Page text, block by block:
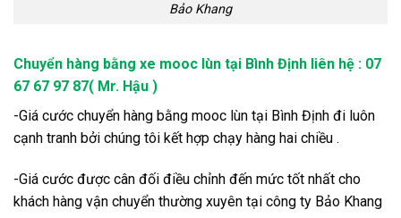
Bảo Khang
Chuyển hàng bằng xe mooc lùn tại Bình Định liên hệ : 07
67 67 97 87( Mr. Hậu )
-Giá cước chuyển hàng bằng mooc lùn tại Bình Định đi luôn
cạnh tranh bởi chúng tôi kết hợp chạy hàng hai chiều .
-Giá cước được cân đối điều chỉnh đến mức tốt nhất cho
khách hàng vận chuyển thường xuyên tại công ty Bảo Khang